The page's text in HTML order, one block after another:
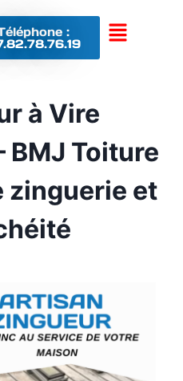
:
à Vire
BMJ Toiture
zinguerie et